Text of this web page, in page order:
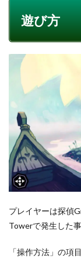
遊び方
プレイヤーは探偵
Towerで発生した
「操作方法」の項